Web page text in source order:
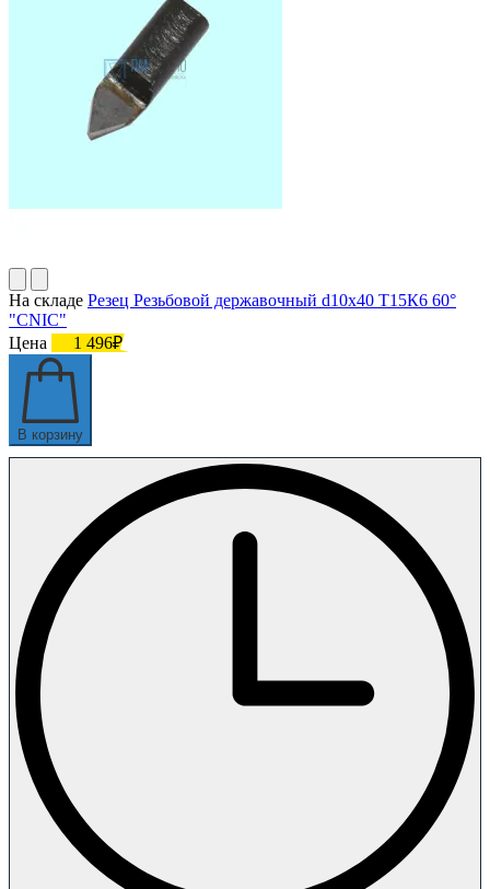
На складе Резец Резьбовой державочный d10х40 Т15К6 60°
"CNIC"
Цена
1 496₽
В корзину